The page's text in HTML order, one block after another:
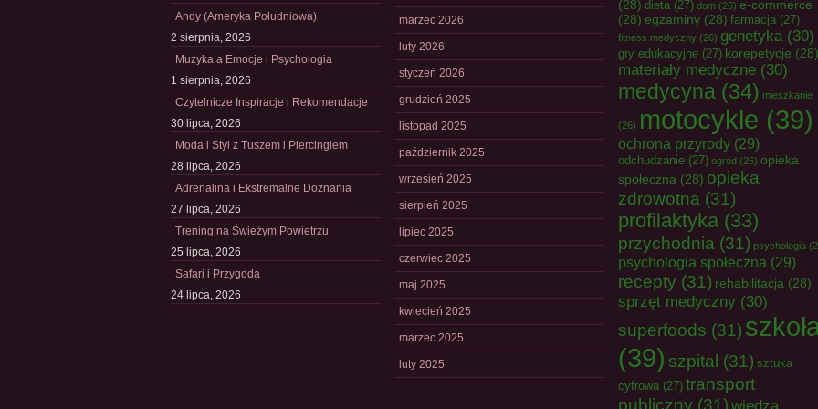
Andy (Ameryka Południowa)
2 sierpnia, 2026
Muzyka a Emocje i Psychologia
1 sierpnia, 2026
Czytelnicze Inspiracje i Rekomendacje
30 lipca, 2026
Moda i Styl z Tuszem i Piercingiem
28 lipca, 2026
Adrenalina i Ekstremalne Doznania
27 lipca, 2026
Trening na Świeżym Powietrzu
25 lipca, 2026
Safari i Przygoda
24 lipca, 2026
marzec 2026
luty 2026
styczeń 2026
grudzień 2025
listopad 2025
październik 2025
wrzesień 2025
sierpień 2025
lipiec 2025
czerwiec 2025
maj 2025
kwiecień 2025
marzec 2025
luty 2025
(28) dieta (27) dom (26) e-commerce
(28) egzaminy (28) farmacja (27)
fitness medyczny (26) genetyka(30)
gry edukacyjne (27) korepetycje (28)
materiały medyczne (30)
medycyna (34) mieszkanie
(26) motocykle (39)
ochrona przyrody (29)
odchudzanie (27) ogród (26) opieka
społeczna (28) opieka
zdrowotna (31)
profilaktyka (33)
przychodnia (31) psychologia
psychologia społeczna (29)
recepty (31) rehabilitacja (28)
sprzęt medyczny (30)
superfoods (31)
(39) szpital (31) sztuka
cyfrowa (27) transport
publiczny (31) wiedza